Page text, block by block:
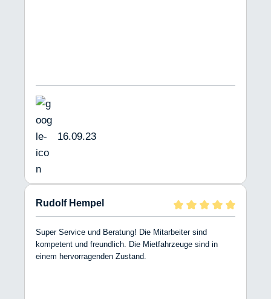
16.09.23
Rudolf Hempel
Super Service und Beratung! Die Mitarbeiter sind
kompetent und freundlich. Die Mietfahrzeuge sind in
einem hervorragenden Zustand.